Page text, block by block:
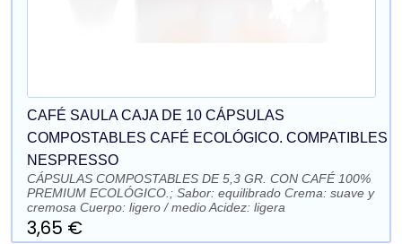
CAFÉ SAULA CAJA DE 10 CÁPSULAS
COMPOSTABLES CAFÉ ECOLÓGICO. COMPATIBLES
NESPRESSO
CÁPSULAS COMPOSTABLES DE 5,3 GR. CON CAFÉ 100%
PREMIUM ECOLÓGICO.; Sabor: equilibrado Crema: suave y
cremosa Cuerpo: ligero / medio Acidez: ligera
3,65 €